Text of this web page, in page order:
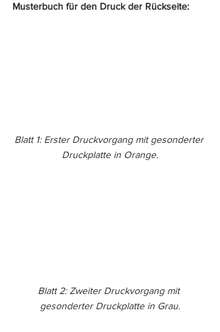
Musterbuch für den Druck der Rückseite:
Blatt 1: Erster Druckvorgang mit gesonderter
Druckplatte in Orange.
Blatt 2: Zweiter Druckvorgang mit
gesonderter Druckplatte in Grau.